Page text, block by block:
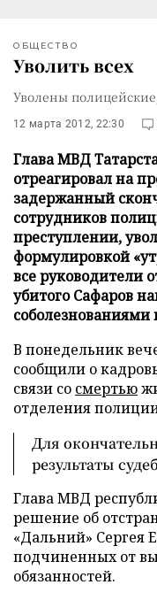
ОБЩЕСТВО
Уволить всех
Уволены
12 марта 2012, 22:30
Глава МВД
отреагировал на
задержанный
сотрудников
преступлении,
формулировкой
все руководители
убитого Сафаров
В понедельник
сообщили о
связи со смертью
отделения
Для
результаты
Глава МВД
решение об
«Дальний» Сергея
подчиненных от
обязанностей.